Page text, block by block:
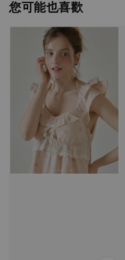
您可能也喜歡